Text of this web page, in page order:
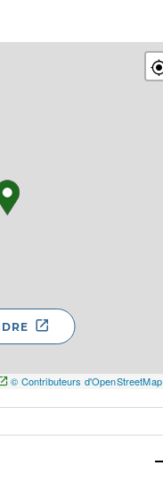
© Contributeurs d'OpenStreetMap